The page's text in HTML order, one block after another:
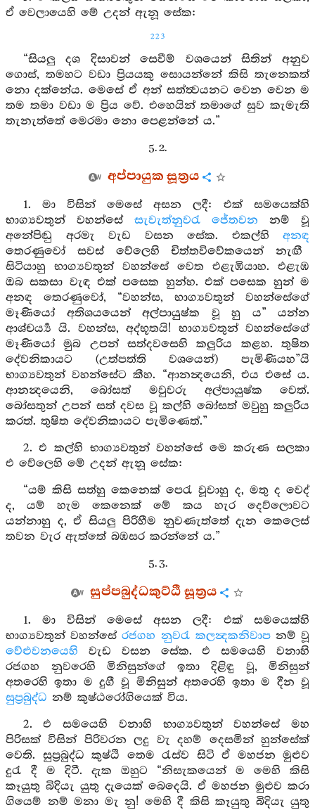
ඒ වෙලායෙහි මේ උදන් ඇනූ සේක:
223
“සියලු දශ දිසාවන් සෙවීම් වශයෙන් සිතින් අනුව
ගොස්, තමහට වඩා ප්‍රියයකු සොයන්නේ කිසි තැනෙකත්
නො දක්නේය. මෙසේ ඒ අන් සත්ත්‍වයනට වෙන වෙන ම
තම තමා වඩා ම ප්‍රිය වේ. එහෙයින් තමාගේ සුව කැමැති
තැනැත්තේ මෙරමා නො පෙළන්නේ ය.”
5. 2.
අප්පායුක සූත්‍රය
1. මා විසින් මෙසේ අසන ලදී: එක් සමයෙක්හි
භාග්‍යවතුන් වහන්සේ සැවැත්නුවරැ ජේතවන නම් වූ
අනේපිඬු අරමැ වැඩ වසන සේක. එකල්හි අනඳ
තෙරණුවෝ සවස් වේලෙහි චිත්තවිවේකයෙන් නැඟී
සිටියාහු භාග්‍යවතුන් වහන්සේ වෙත එළැඹියාහ. එළැඹ
ඔබ සකසා වැඳ එක් පසෙක හුන්හ. එක් පසෙක හුන් ම
අනඳ තෙරණුවෝ, “වහන්ස, භාග්‍යවතුන් වහන්සේගේ
මෑණියෝ අතිශයයෙන් අල්පායුෂ්ක වූ හු ය” යන්න
ආශ්චර්‍ය්‍ය යි. වහන්ස, අද්භූතයි! භාග්‍යවතුන් වහන්සේගේ
මෑණියෝ මුබ උපන් සත්දවසෙහි කලුරිය කළහ. තුෂිත
දේවනිකායට (උත්පත්ති වශයෙන්) පැමිණියහ”යි
භාග්‍යවතුන් වහන්සේට කීහ. “ආනන්‍දයෙනි, එය එසේ ය.
ආනන්‍දයෙනි, බෝසත් මවුවරු අල්පායුෂ්ක වෙත්.
බෝසතුන් උපන් සත් දවස වූ කල්හි බෝසත් මවුහු කලුරිය
කරත්. තුෂිත දේවනිකායට පැමිණෙත්.”
2. එ කල්හි භාග්‍යවතුන් වහන්සේ මෙ කරුණ සලකා
එ වේලෙහි මේ උදන් ඇනූ සේක:
“යම් කිසි සත්හු කෙනෙක් පෙරැ වූවාහු ද, මතු ද වෙද්
ද, යම් හැම කෙනෙක් මේ කය හැර දෙව්ලොවට
යන්නාහු ද, ඒ සියලු පිරිහීම නුවණැත්තේ දැන කෙලෙස්
තවන වැර ඇත්තේ බඹසර කරන්නේ ය.”
5. 3.
සුප්පබුද්ධකුට්ඨි සූත්‍රය
1. මා විසින් මෙසේ අසන ලදී: එක් සමයෙක්හි
භාග්‍යවතුන් වහන්සේරජගහ නුවරැ කලන්‍දකනිවාපනම් වූ
වේළුවනයෙහි වැඩ වසන සේක. එ සමයෙහි වනාහි
රජගහ නුවරෙහි මිනිසුන්ගේ ඉතා දිළිඳු වූ, මිනිසුන්
අතරෙහි ඉතා ම දුගී වූ මිනිසුන් අතරෙහි ඉතා ම දීන වූ
සුප්‍රබුද්ධ නම් කුෂ්ඨරෝගියෙක් විය.
2. එ සමයෙහි වනාහි භාග්‍යවතුන් වහන්සේ මහ
පිරිසක් විසින් පිරිවරන ලදු වැ දහම් දෙසමින් හුන්සේක්
වෙති. සුප්‍රබුද්ධ කුෂ්ඨි තෙම රැස්ව සිටි ඒ මහජන මුළුව
දුරැ දී ම දිටී. දැක ඔහුට “නිසැකයෙන් ම මෙහි කිසි
කෑයුතු බිදියැ යුතු දැයෙක් බෙදෙයි. ඒ මහජන මුළුව කරා
ගියෙම් නම් මනා මැ නු! මෙහි දී කිසි කෑයුතු බිදියැ යුතු